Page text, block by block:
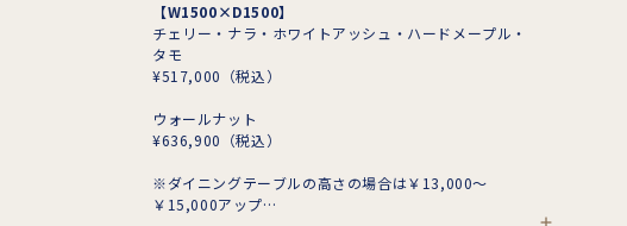
【W1500×D1500】
チェリー・ナラ・ホワイトアッシュ・ハードメープル・
タモ
¥517,000 （税込）
ウォールナット
¥636,900 （税込）
※ダイニングテーブルの高さの場合は￥13,000～
￥15,000アップ